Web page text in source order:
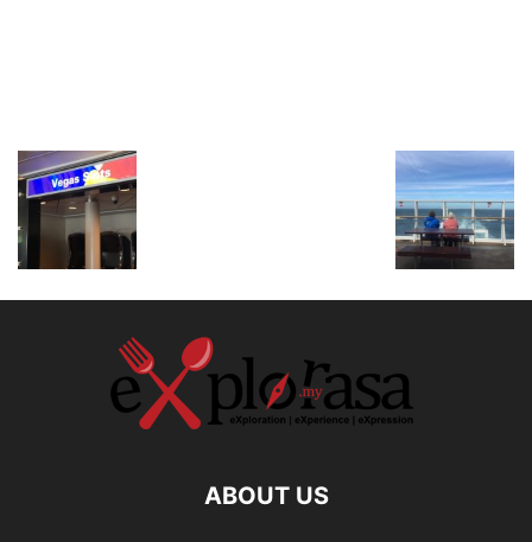
ABOUT US